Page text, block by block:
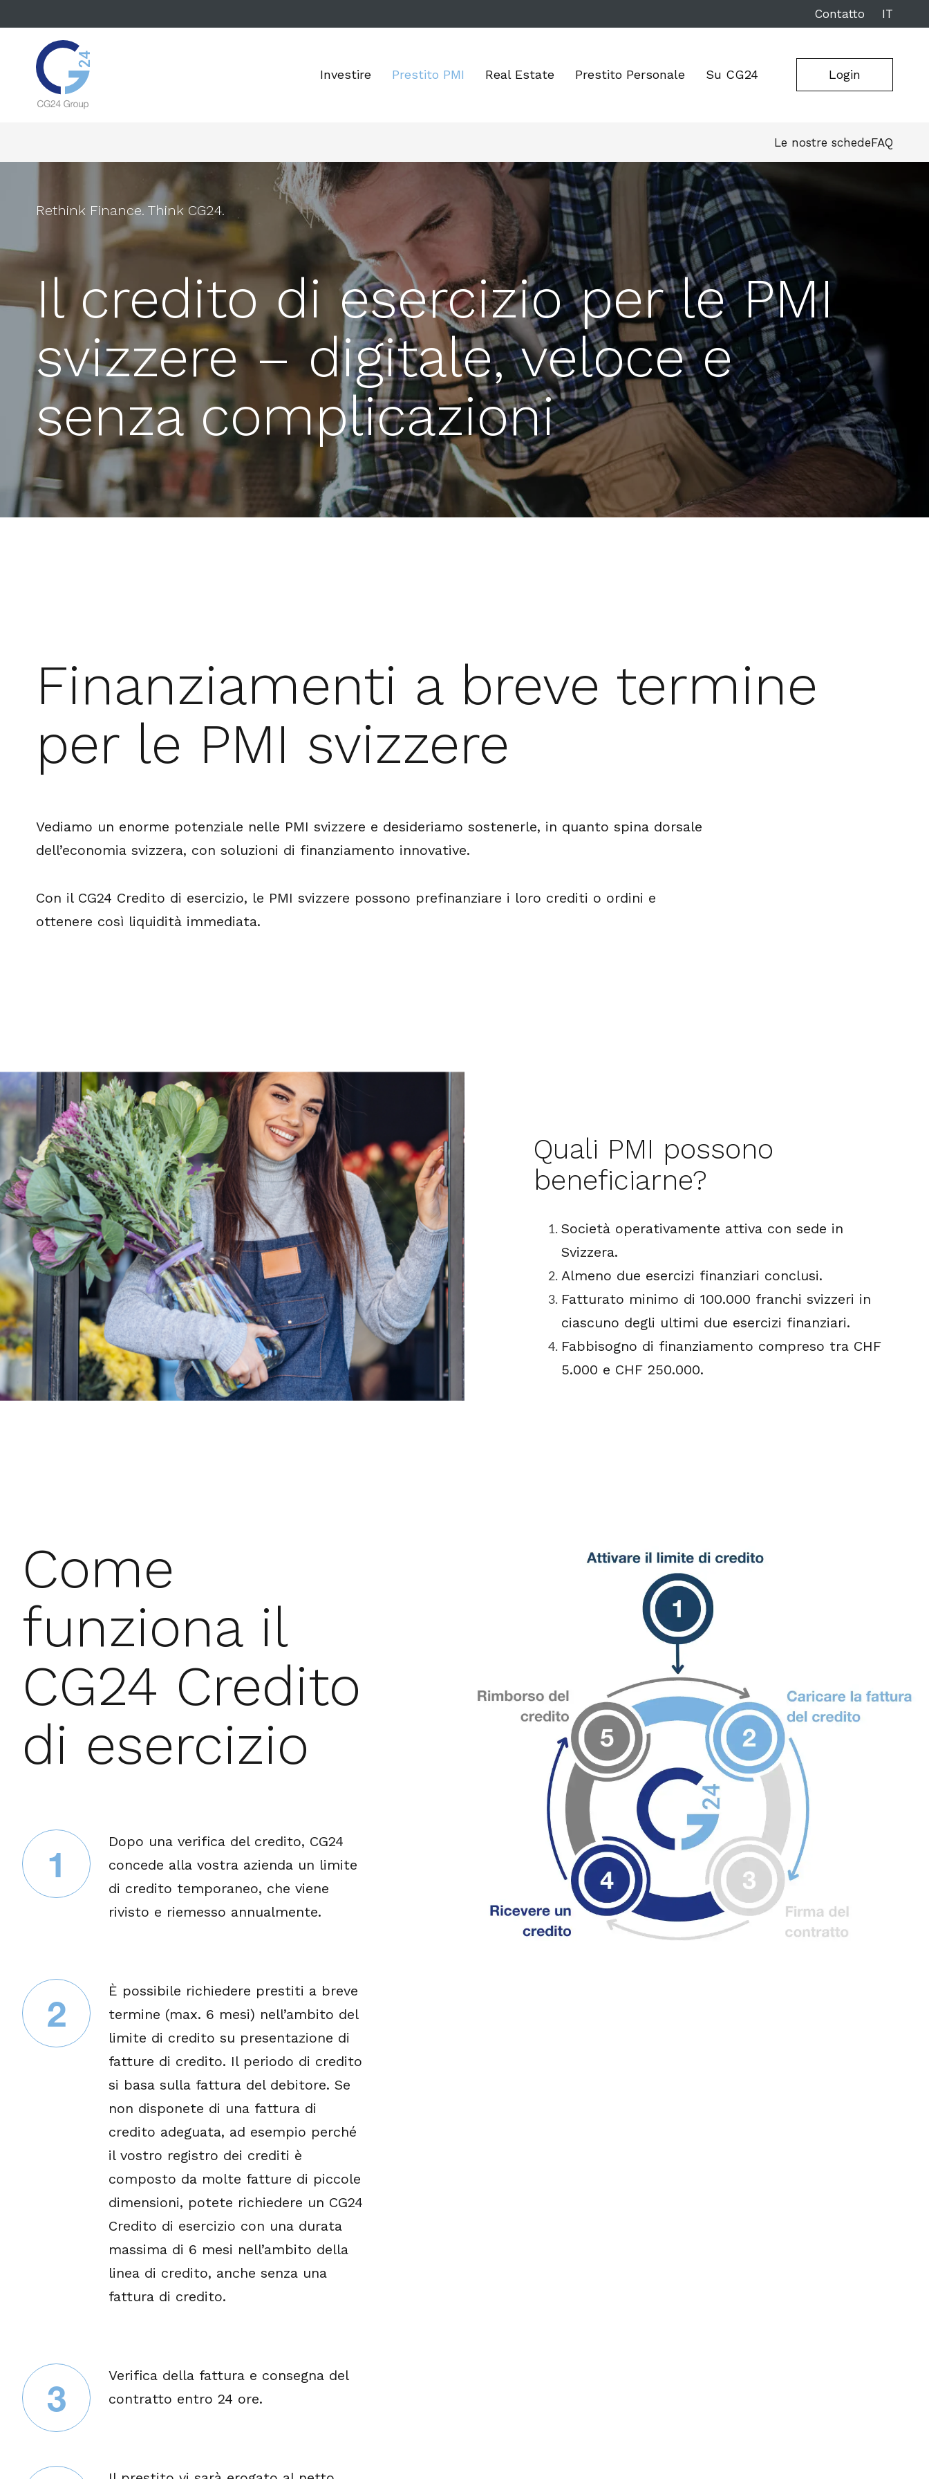
Contatto IT
Investire Prestito PMI Real Estate Prestito Personale Su CG24 Login
Le nostre schedeFAQ
Rethink Finance. Think CG24.
Il credito di esercizio per le PMI
svizzere – digitale, veloce e
senza complicazioni
Finanziamenti a breve termine
per le PMI svizzere
Vediamo un enorme potenziale nelle PMI svizzere e desideriamo sostenerle, in quanto spina dorsale
dell’economia svizzera, con soluzioni di finanziamento innovative.
Con il CG24 Credito di esercizio, le PMI svizzere possono prefinanziare i loro crediti o ordini e
ottenere così liquidità immediata.
Quali PMI possono
beneficiarne?
Società operativamente attiva con sede in
Svizzera.
Almeno due esercizi finanziari conclusi.
Fatturato minimo di 100.000 franchi svizzeri in
ciascuno degli ultimi due esercizi finanziari.
Fabbisogno di finanziamento compreso tra CHF
5.000 e CHF 250.000.
Come
funziona il
CG24 Credito
di esercizio
1
Dopo una verifica del credito, CG24
concede alla vostra azienda un limite
di credito temporaneo, che viene
rivisto e riemesso annualmente.
2
È possibile richiedere prestiti a breve
termine (max. 6 mesi) nell’ambito del
limite di credito su presentazione di
fatture di credito. Il periodo di credito
si basa sulla fattura del debitore. Se
non disponete di una fattura di
credito adeguata, ad esempio perché
il vostro registro dei crediti è
composto da molte fatture di piccole
dimensioni, potete richiedere un CG24
Credito di esercizio con una durata
massima di 6 mesi nell’ambito della
linea di credito, anche senza una
fattura di credito.
3
Verifica della fattura e consegna del
contratto entro 24 ore.